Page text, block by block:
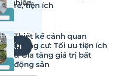
nghiệp
VẤN
rẻ, tiện ích
Thiết kế cảnh quan
chung cư: Tối ưu tiện ích
& Gia tăng giá trị bất
động sản